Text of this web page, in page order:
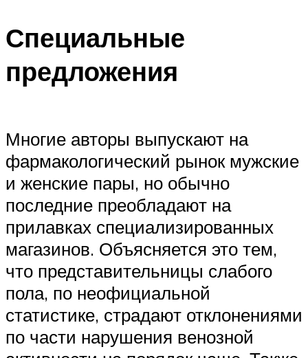
Специальные
предложения
Многие авторы выпускают на
фармакологический рынок мужские
и женские пары, но обычно
последние преобладают на
прилавках специализированных
магазинов. Объясняется это тем,
что представительницы слабого
пола, по неофициальной
статистике, страдают отклонениями
по части нарушения венозной